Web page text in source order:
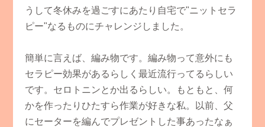
うして冬休みを過ごすにあたり自宅で"ニットセラ
ピー"なるものにチャレンジしました。
簡単に言えば、編み物です。編み物って意外にも
セラピー効果があるらしく最近流行ってるらしい
です。セロトニンとか出るらしい。もともと、何
かを作ったりひたすら作業が好きな私。以前、父
にセーターを編んでプレゼントした事あったなぁ